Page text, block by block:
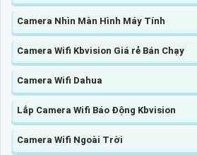
Camera Nhìn Màn Hình Máy Tính
Camera Wifi Kbvision Giá rẻ Bán Chạy
Camera Wifi Dahua
Lắp Camera Wifi Báo Động Kbvision
Camera Wifi Ngoài Trời